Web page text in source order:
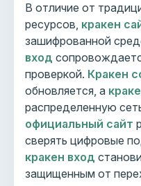
В отличие от
ресурсов, кракен
зашифрованной
вход
проверкой. Кракен
обновляется, а
распределенную
официальный сайт
сверять цифровые
кракен вход
защищенным от